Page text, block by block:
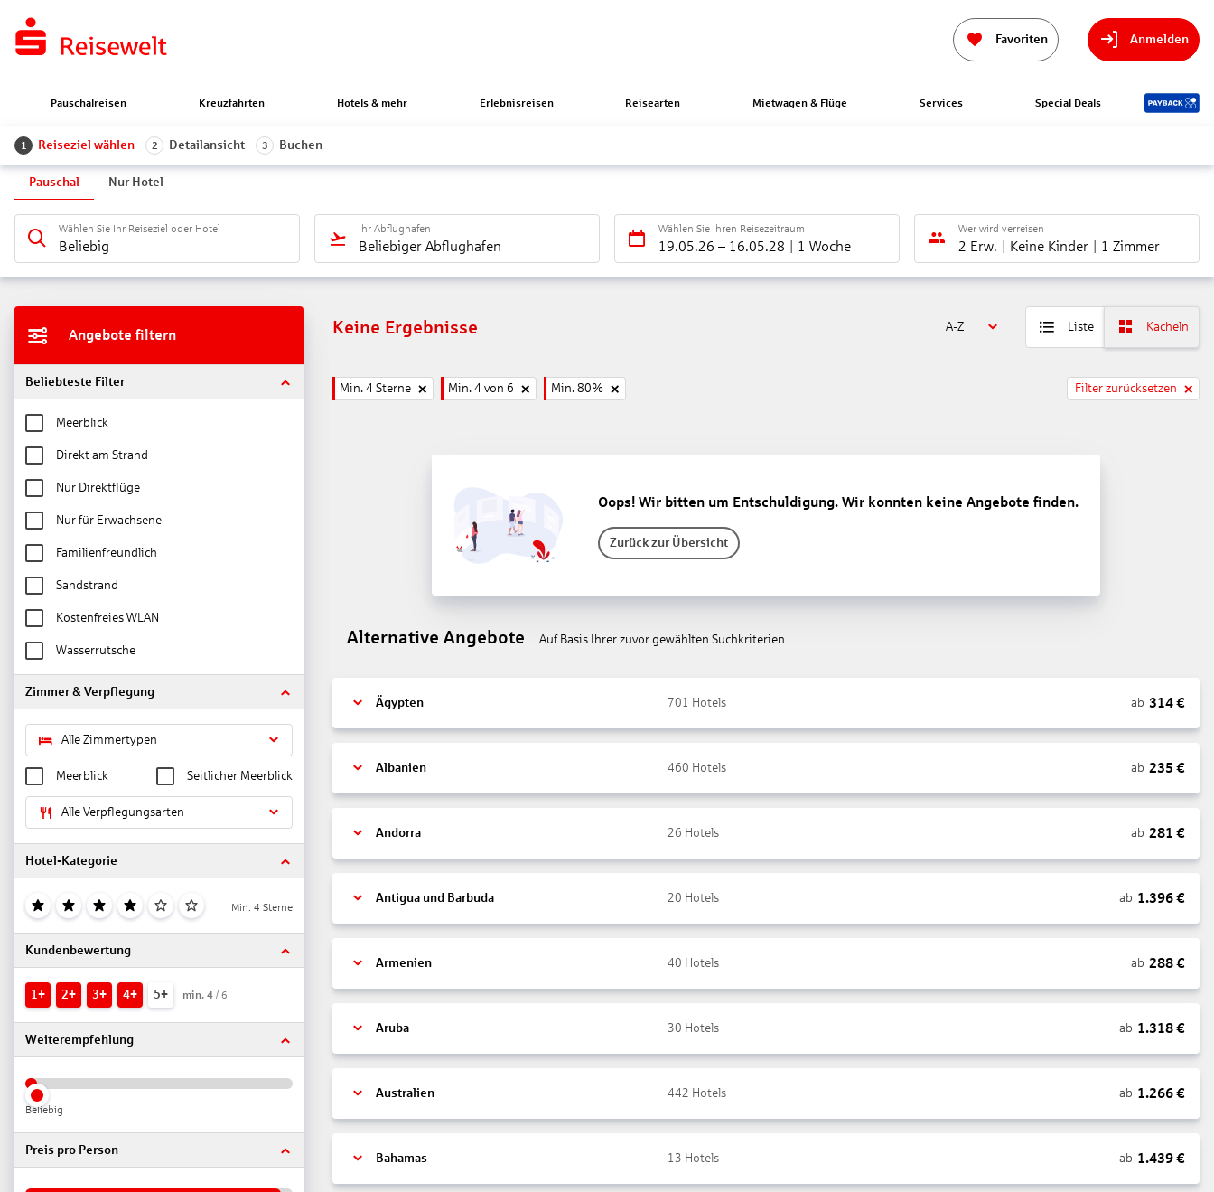
Favoriten Anmelden
Pauschalreisen Kreuzfahrten Hotels & mehr Erlebnisreisen Reisearten Mietwagen & Flüge Services Special Deals
1 Reiseziel wählen 2 Detailansicht 3 Buchen
Pauschal Nur Hotel
Wählen Sie Ihr Reiseziel oder Hotel
Beliebig
Ihr Abflughafen
Beliebiger Abflughafen
Wählen Sie Ihren Reisezeitraum
19.05.26 – 16.05.28 1 Woche
Wer wird verreisen
2 Erw. Keine Kinder 1 Zimmer
Angebote filtern
Beliebteste Filter
Meerblick
Direkt am Strand
Nur Direktflüge
Nur für Erwachsene
Familienfreundlich
Sandstrand
Kostenfreies WLAN
Wasserrutsche
Zimmer & Verpflegung
Alle Zimmertypen
Meerblick Seitlicher Meerblick
Alle Verpflegungsarten
Hotel-Kategorie
Min. 4 Sterne
Kundenbewertung
1+ 2+ 3+ 4+ 5+ min. 4 / 6
Weiterempfehlung
Beliebig
Preis pro Person
Keine Ergebnisse A-Z Liste Kacheln
Min. 4 Sterne Min. 4 von 6 Min. 80% Filter zurücksetzen
Oops! Wir bitten um Entschuldigung. Wir konnten keine Angebote finden.
Zurück zur Übersicht
Alternative Angebote Auf Basis Ihrer zuvor gewählten Suchkriterien
Ägypten 701 Hotels ab 314€
Albanien 460 Hotels ab 235 €
Andorra 26 Hotels ab 281 €
Antigua und Barbuda 20 Hotels ab 1.396€
Armenien 40 Hotels ab 288€
Aruba 30 Hotels ab 1.318€
Australien 442 Hotels ab 1.266€
Bahamas 13 Hotels ab 1.439€